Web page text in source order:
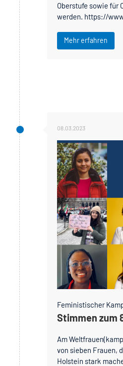
Oberstufe sowie für
werden. https://
Mehr erfahren
08.03.2023
Feministischer
Stimmen zum
Am
von sieben Frauen,
Holstein stark